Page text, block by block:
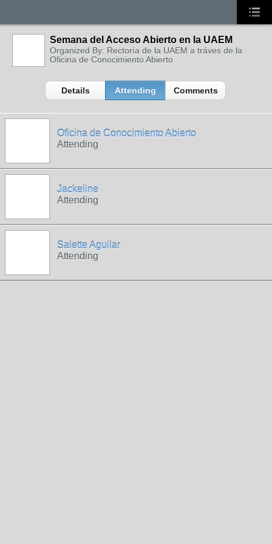
Semana del Acceso Abierto en la UAEM
Organized By: Rectoría de la UAEM a tráves de la
Oficina de Conocimiento Abierto
Details Attending Comments
Oficina de Conocimiento Abierto
Attending
Jackeline
Attending
Salette Aguilar
Attending